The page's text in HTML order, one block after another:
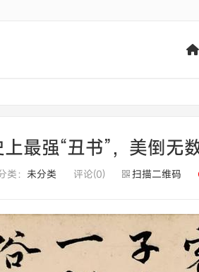
最强“丑书”，美倒无
类： 未分类 评论(0) 扫描二维码